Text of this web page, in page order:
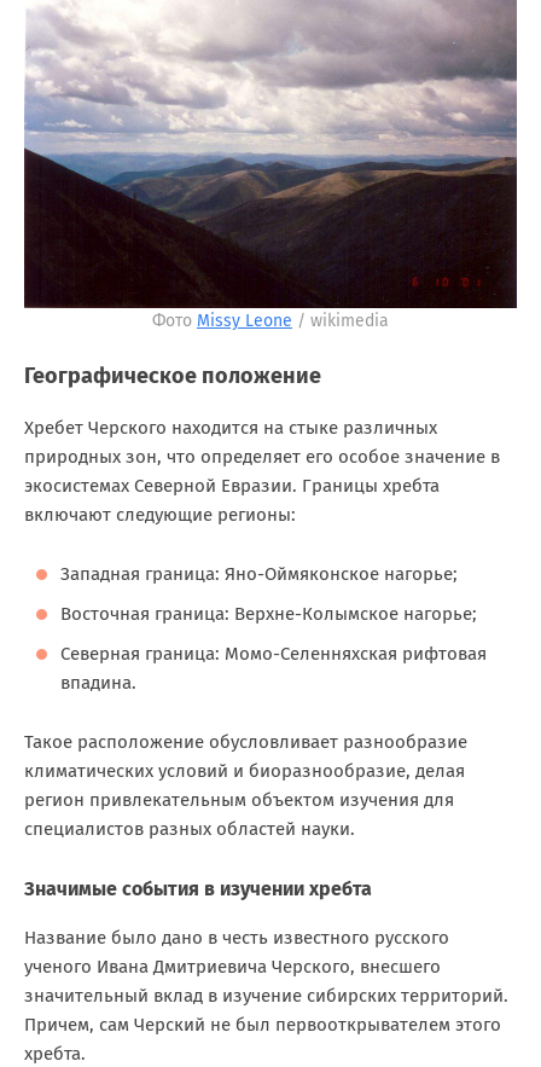
Фото Missy Leone / wikimedia
Географическое положение
Хребет Черского находится на стыке различных
природных зон, что определяет его особое значение в
экосистемах Северной Евразии. Границы хребта
включают следующие регионы:
Западная граница: Яно-Оймяконское нагорье;
Восточная граница: Верхне-Колымское нагорье;
Северная граница: Момо-Селенняхская рифтовая
впадина.
Такое расположение обусловливает разнообразие
климатических условий и биоразнообразие, делая
регион привлекательным объектом изучения для
специалистов разных областей науки.
Значимые события в изучении хребта
Название было дано в честь известного русского
ученого Ивана Дмитриевича Черского, внесшего
значительный вклад в изучение сибирских территорий.
Причем, сам Черский не был первооткрывателем этого
хребта.